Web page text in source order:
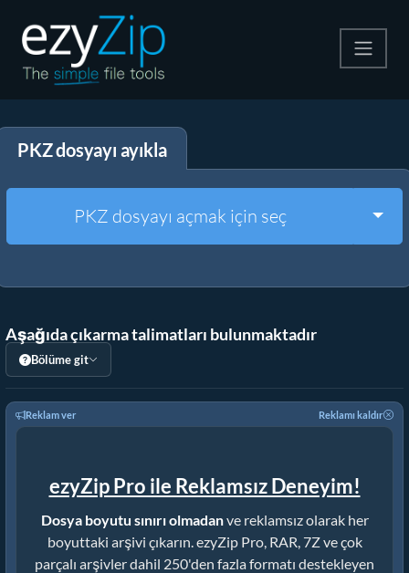
Çıkart
Diğer Araçlar
PKZ dosyayı ayıkla
PKZ dosyayı açmak için seç
Aşağıda çıkarma talimatları bulunmaktadır
Bölüme git
Reklam ver Reklamı kaldır
ezyZip Pro ile Reklamsız Deneyim!
Dosya boyutu sınırı olmadanve reklamsız olarak her
boyuttaki arşivi çıkarın. ezyZip Pro, RAR, 7Z ve çok
parçalı arşivler dahil 250'den fazla formatı destekleyen